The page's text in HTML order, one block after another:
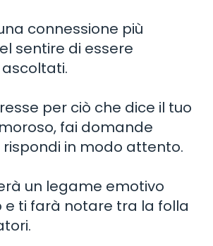
connessione più
sentire di essere
per ciò che dice il tuo
fai domande
in modo attento.
un legame emotivo
e ti farà notare tra la folla